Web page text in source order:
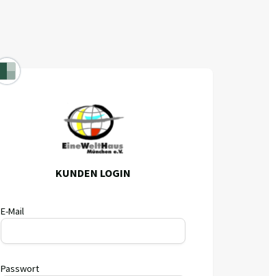
KUNDEN LOGIN
E-Mail
Passwort